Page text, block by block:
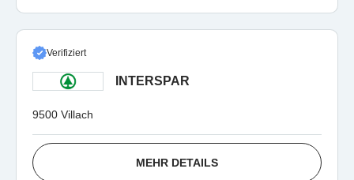
Verifiziert
INTERSPAR
9500 Villach
MEHR DETAILS